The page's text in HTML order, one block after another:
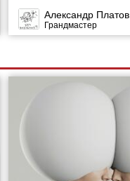
Александр Платов
Грандмастер